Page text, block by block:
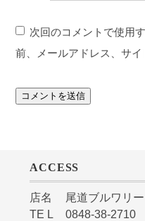
次回のコメントで使用
前、メールアドレス、サイ
ACCESS
店名
尾道ブルワリー
TE L
0848-38-2710